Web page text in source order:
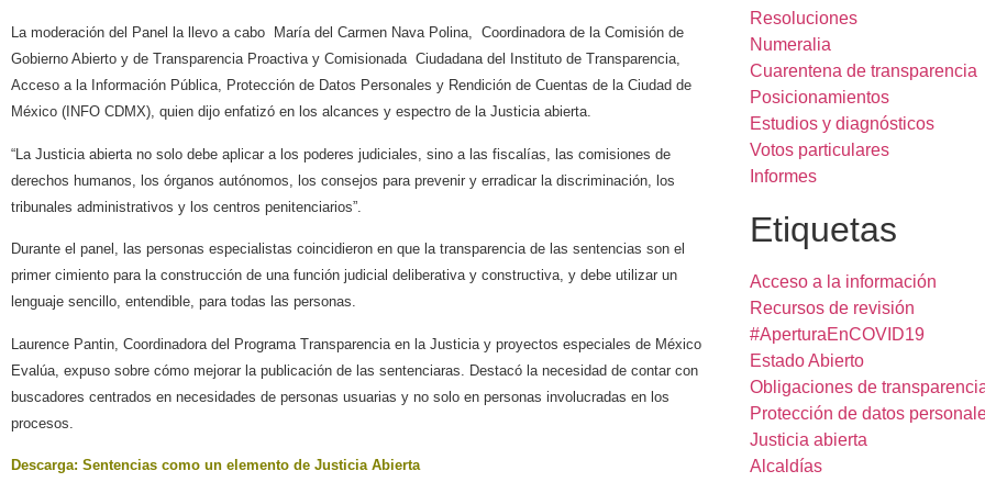
La moderación del Panel la llevo a cabo María del Carmen Nava Polina, Coordinadora de la Comisión de
Gobierno Abierto y de Transparencia Proactiva y Comisionada Ciudadana del Instituto de Transparencia,
Acceso a la Información Pública, Protección de Datos Personales y Rendición de Cuentas de la Ciudad de
México (INFO CDMX), quien dijo enfatizó en los alcances y espectro de la Justicia abierta.
“La Justicia abierta no solo debe aplicar a los poderes judiciales, sino a las fiscalías, las comisiones de
derechos humanos, los órganos autónomos, los consejos para prevenir y erradicar la discriminación, los
tribunales administrativos y los centros penitenciarios”.
Durante el panel, las personas especialistas coincidieron en que la transparencia de las sentencias son el
primer cimiento para la construcción de una función judicial deliberativa y constructiva, y debe utilizar un
lenguaje sencillo, entendible, para todas las personas.
Laurence Pantin, Coordinadora del Programa Transparencia en la Justicia y proyectos especiales de México
Evalúa, expuso sobre cómo mejorar la publicación de las sentenciaras. Destacó la necesidad de contar con
buscadores centrados en necesidades de personas usuarias y no solo en personas involucradas en los
procesos.
Descarga: Sentencias como un elemento de Justicia Abierta
Resoluciones
Numeralia
Cuarentena de transparencia
Posicionamientos
Estudios y diagnósticos
Votos particulares
Informes
Etiquetas
Acceso a la información
Recursos de revisión
#AperturaEnCOVID19
Estado Abierto
Obligaciones de
Protección de datos
Justicia abierta
Alcaldías